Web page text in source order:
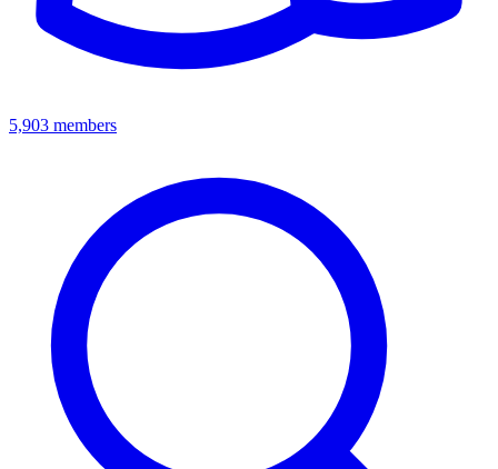
5,903 members